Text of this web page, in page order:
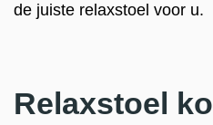
de juiste relaxstoel voor u.
Relaxstoel